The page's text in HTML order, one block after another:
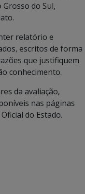
do Sul,
relatório e
escritos de forma
que justifiquem
conhecimento.
da avaliação,
nas páginas
do Estado.